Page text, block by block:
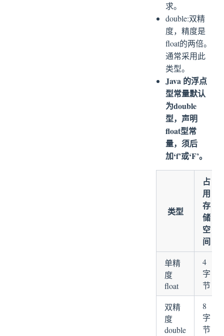
求。
double:双精
度，精度是
float的两倍。
通常采用此
类型。
Java 的浮点
型常量默认
为double
型，声明
float型常
量，须后
加‘f’或‘F’。
类型
占
用
存
储
空
间
单精
度
float
4
字
节
双精
度
double
8
字
节